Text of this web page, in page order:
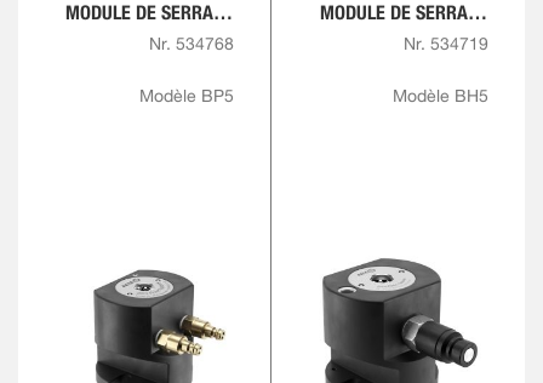
MODULE DE SERRAGE
B10 À K10,
Nr. 534768
Modèle BP5
MODULE DE SERRAGE
B10 À BH5,
INDEXATION
Nr. 534719
Modèle BH5